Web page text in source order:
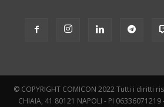
© COPYRIGHT COMICON 2022 Tutti i diritti
CHIAIA, 41 80121 NAPOLI - PI 06336071219